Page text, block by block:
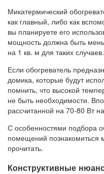
Микатермический
как главный, либо как
вы планируете его
мощность должна быть
на 1 кв. м для таких случаев.
Если обогреватель
домика, которые будут
помнить, что высокой
не быть необходимости.
рассчитанной на 70-80 Вт
С особенностями подбора
помещений познакомиться
прочитать.
Конструктивные